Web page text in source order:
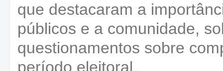
que destacaram a
públicos e a comunidade,
questionamentos sobre
período eleitoral.